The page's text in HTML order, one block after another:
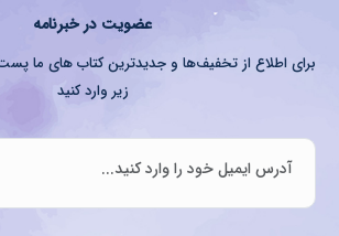
عضویت در خبرنامه
برای اطلاع از تخفیف‌ها و جدیدترین کتاب های ما
زیر وارد کنید